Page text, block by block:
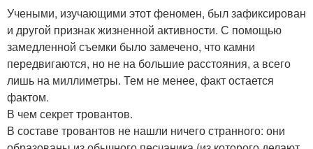
Учеными, изучающими этот феномен, был зафиксирован
и другой признак жизненной активности. С помощью
замедленной съемки было замечено, что камни
передвигаются, но не на большие расстояния, а всего
лишь на миллиметры. Тем не менее, факт остается
фактом.
В чем секрет тровантов.
В составе тровантов не нашли ничего странного: они